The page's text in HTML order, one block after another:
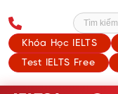
Khóa Học IELTS
Test IELTS Free
Tìm kiếm